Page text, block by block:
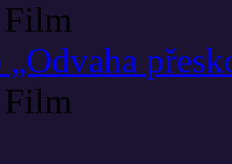
Film
Film